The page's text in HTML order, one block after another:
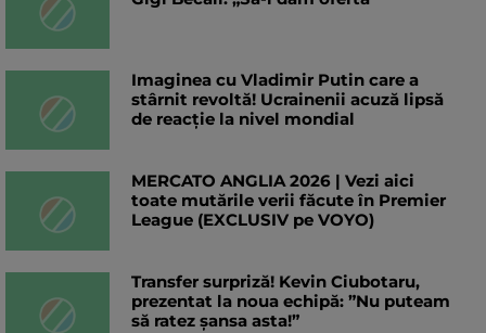
Imaginea cu Vladimir Putin care a
stârnit revoltă! Ucrainenii acuză lipsă
de reacție la nivel mondial
MERCATO ANGLIA 2026 | Vezi aici
toate mutările verii făcute în Premier
League (EXCLUSIV pe VOYO)
Transfer surpriză! Kevin Ciubotaru,
prezentat la noua echipă: ”Nu puteam
să ratez șansa asta!”